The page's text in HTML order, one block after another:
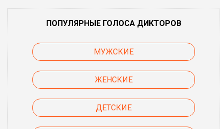
ПОПУЛЯРНЫЕ ГОЛОСА ДИКТОРОВ
МУЖСКИЕ
ЖЕНСКИЕ
ДЕТСКИЕ